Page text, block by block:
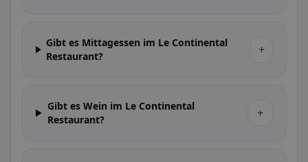
Gibt es Mittagessen im Le Continental
Restaurant?
+
Gibt es Wein im Le Continental
Restaurant?
+